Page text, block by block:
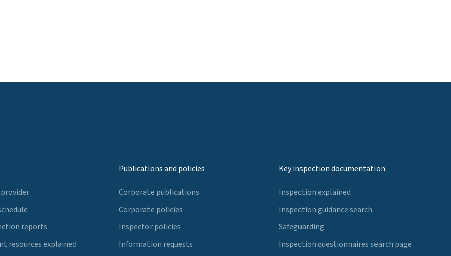
reports
resources explained
Publications and policies
Corporate publications
Corporate policies
Inspector policies
Information requests
Key inspection documentation
Inspection explained
Inspection guidance search
Safeguarding
Inspection questionnaires search page